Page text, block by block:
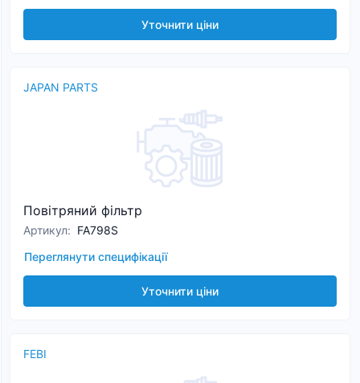
Уточнити ціни
JAPAN PARTS
Повітряний фільтр
Артикул: FA798S
Переглянути специфікації
Уточнити ціни
FEBI